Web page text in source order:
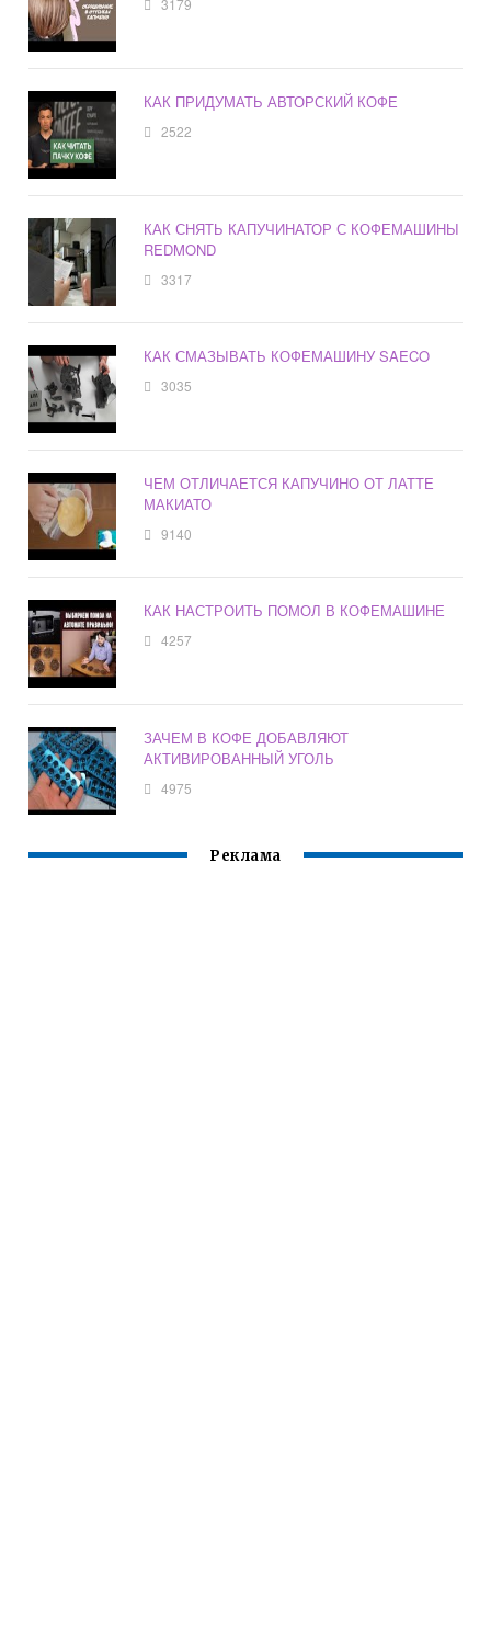
3179
КАК ПРИДУМАТЬ АВТОРСКИЙ КОФЕ
2522
КАК СНЯТЬ КАПУЧИНАТОР С КОФЕМАШИНЫ
REDMOND
3317
КАК СМАЗЫВАТЬ КОФЕМАШИНУ SAECO
3035
ЧЕМ ОТЛИЧАЕТСЯ КАПУЧИНО ОТ ЛАТТЕ
МАКИАТО
9140
КАК НАСТРОИТЬ ПОМОЛ В КОФЕМАШИНЕ
4257
ЗАЧЕМ В КОФЕ ДОБАВЛЯЮТ
АКТИВИРОВАННЫЙ УГОЛЬ
4975
Реклама